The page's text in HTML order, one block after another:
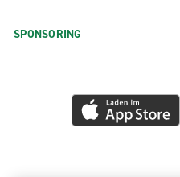
SPONSORING